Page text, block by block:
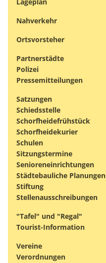
Nahverkehr
Ortsvorsteher
Partnerstädte
Polizei
Pressemitteilungen
Satzungen
Schiedsstelle
Schorfheidefrühstück
Schorfheidekurier
Schulen
Sitzungstermine
Senioreneinrichtungen
Städtebauliche Planungen
Stiftung
Stellenausschreibungen
"Tafel" und "Regal"
Tourist-Information
Vereine
Verordnungen